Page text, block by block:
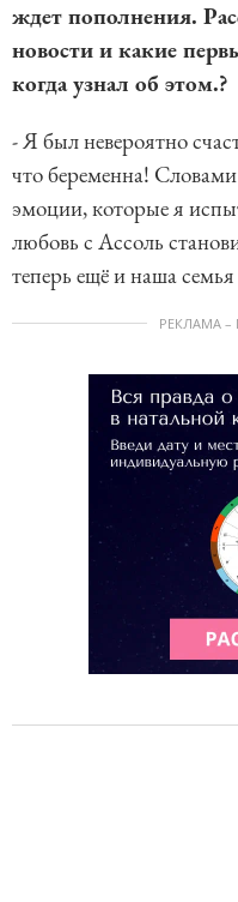
ждет пополнения.
новости и какие
когда узнал об этом.?
- Я был невероятно
что беременна!
эмоции, которые я
любовь с Ассоль
теперь ещё и наша
РЕКЛАМА